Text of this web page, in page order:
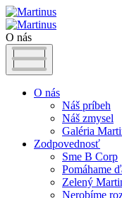
O nás
O nás
Náš príbeh
Náš zmysel
Galéria
Zodpovednosť
Sme B Corp
Pomáhame
Zelený
Nerobíme